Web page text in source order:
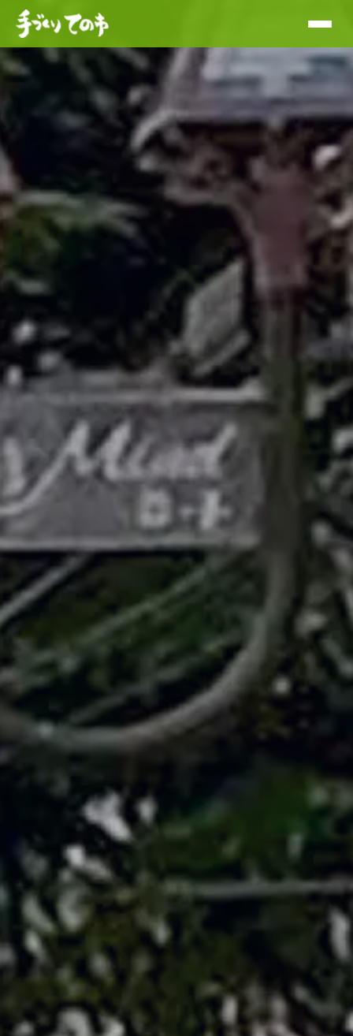
手づくりての市｜柏で開催されるハンド